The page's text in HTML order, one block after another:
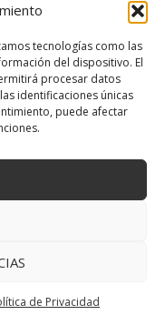
tecnologías como las
del dispositivo. El
procesar datos
identificaciones únicas
puede afectar
de Privacidad